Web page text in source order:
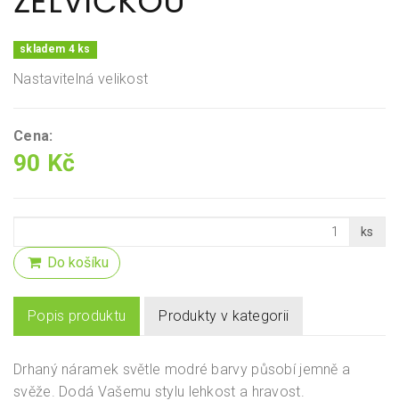
skladem 4 ks
Nastavitelná velikost
Cena:
90 Kč
ks
Do košíku
Popis produktu Produkty v kategorii
Drhaný náramek světle modré barvy působí jemně a
svěže. Dodá Vašemu stylu lehkost a hravost.